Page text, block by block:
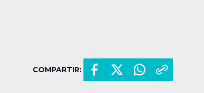
COMPARTIR: